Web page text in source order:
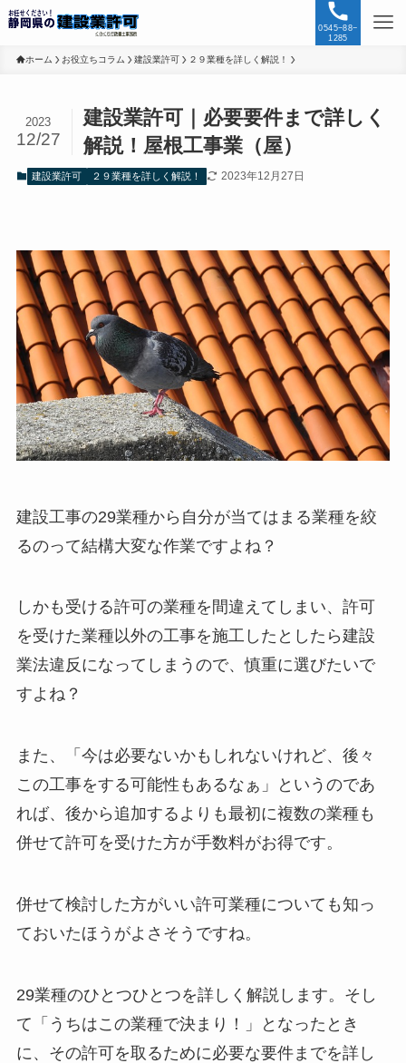
0545−88−
1285
ホーム お役立ちコラム 建設業許可 ２９業種を詳しく解説！
建設業許可｜必要要件まで詳しく
解説！屋根工事業（屋）
2023
12/27
建設業許可 ２９業種を詳しく解説！ 2023年12月27日
建設工事の29業種から自分が当てはまる業種を絞
るのって結構大変な作業ですよね？
しかも受ける許可の業種を間違えてしまい、許可
を受けた業種以外の工事を施工したとしたら建設
業法違反になってしまうので、慎重に選びたいで
すよね？
また、「今は必要ないかもしれないけれど、後々
この工事をする可能性もあるなぁ」というのであ
れば、後から追加するよりも最初に複数の業種も
併せて許可を受けた方が手数料がお得です。
併せて検討した方がいい許可業種についても知っ
ておいたほうがよさそうですね。
29業種のひとつひとつを詳しく解説します。そし
て「うちはこの業種で決まり！」となったとき
に、その許可を取るために必要な要件までを詳し